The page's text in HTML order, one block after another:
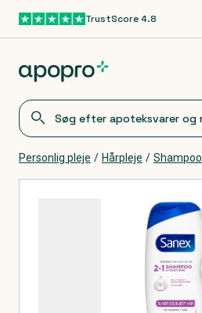
Gå til hovedindholdTrustScore 4.8
Personlig pleje / Hårpleje / Shampoo